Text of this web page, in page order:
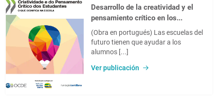
Desarrollo de la creatividad y el
pensamiento crítico en los...
(Obra en portugués) Las escuelas del
futuro tienen que ayudar a los
alumnos [...]
Ver publicación